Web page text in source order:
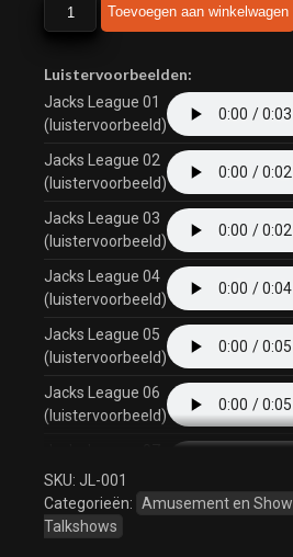
League
Toevoegen aan winkelwagen
Luistervoorbeelden:
Jacks League 01
(luistervoorbeeld)
Jacks League 02
(luistervoorbeeld)
Jacks League 03
(luistervoorbeeld)
Jacks League 04
(luistervoorbeeld)
Jacks League 05
(luistervoorbeeld)
Jacks League 06
(luistervoorbeeld)
(luistervoorbeeld)
Jacks League 08
(luistervoorbeeld)
SKU: JL-001
Categorieën: Amusement en Show
Talkshows